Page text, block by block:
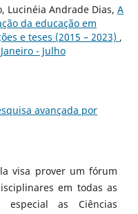
Lucinéia Andrade Dias, A
da educação em
e teses (2015 – 2023) ,
- Julho
avançada por
visa prover um fórum
em todas as
as Ciências